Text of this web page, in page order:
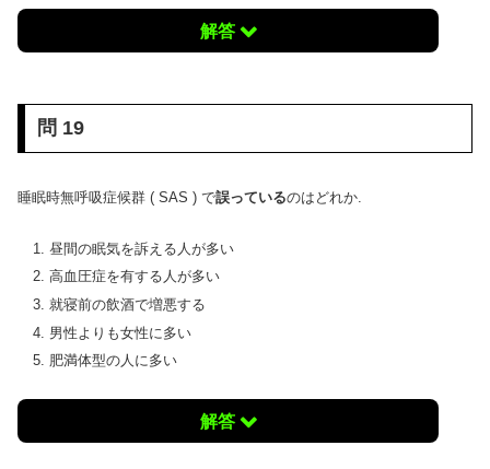
解答
問 19
睡眠時無呼吸症候群 ( SAS ) で誤っているのはどれか.
昼間の眠気を訴える人が多い
高血圧症を有する人が多い
就寝前の飲酒で増悪する
男性よりも女性に多い
肥満体型の人に多い
解答